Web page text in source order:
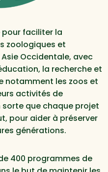
faciliter la
zoologiques et
Occidentale, avec
la recherche et
notamment les zoos et
activités de
que chaque projet
pour aider à préserver
générations.
400 programmes de